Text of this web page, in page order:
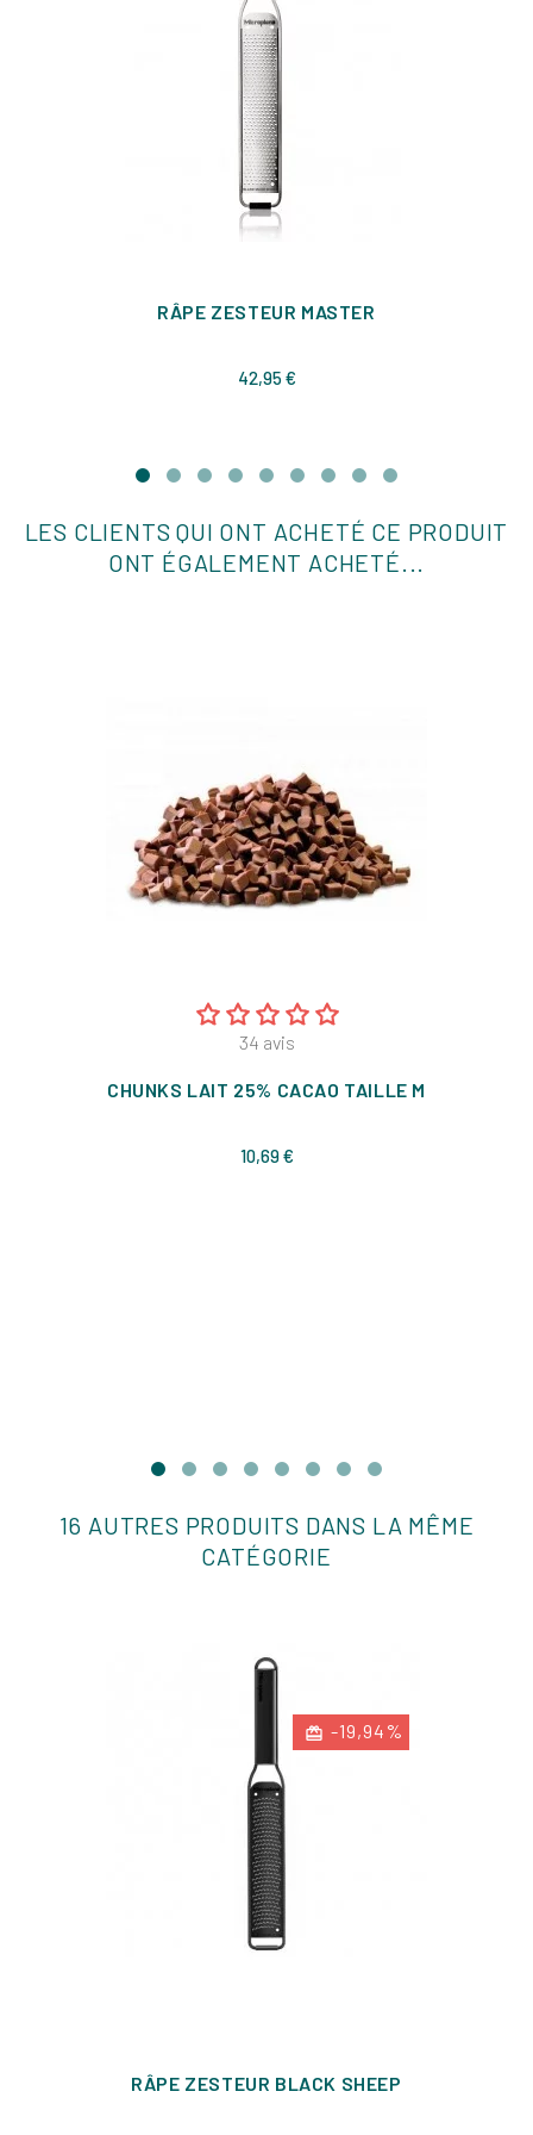
RÂPE ZESTEUR MASTER
42,95 €Prix
LES CLIENTS QUI ONT ACHETÉ CE PRODUIT
ONT ÉGALEMENT ACHETÉ...
34 avis
CHUNKS LAIT 25% CACAO TAILLE M
10,69 €Prix
16 AUTRES PRODUITS DANS LA MÊME
CATÉGORIE
-19,94%
RÂPE ZESTEUR BLACK SHEEP